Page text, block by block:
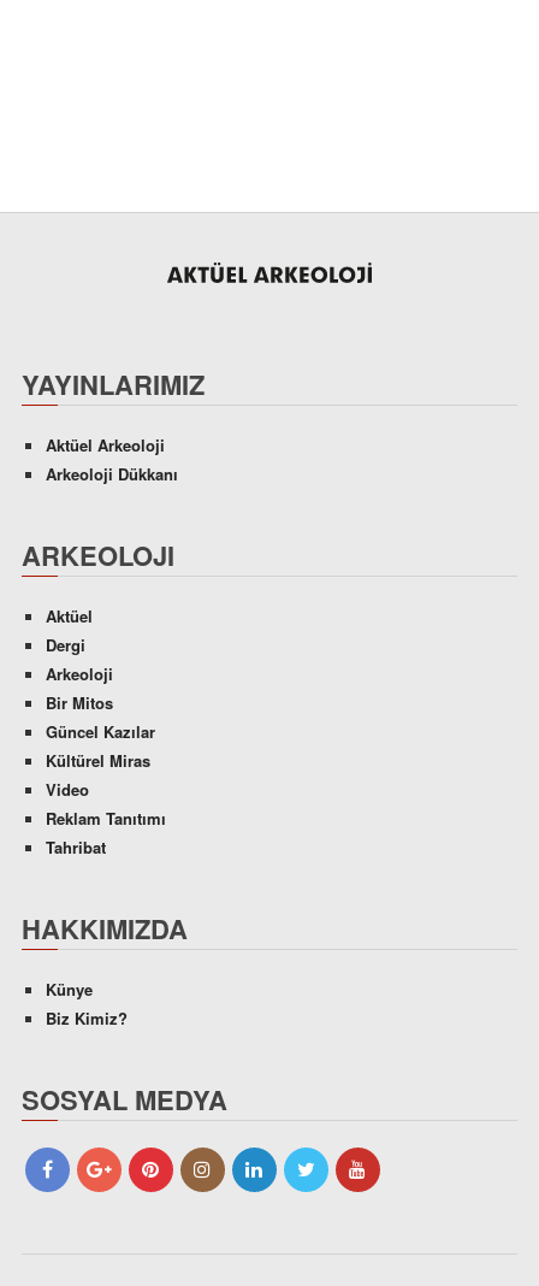
YAYINLARIMIZ
Aktüel Arkeoloji
Arkeoloji Dükkanı
ARKEOLOJI
Aktüel
Dergi
Arkeoloji
Bir Mitos
Güncel Kazılar
Kültürel Miras
Video
Reklam Tanıtımı
Tahribat
HAKKIMIZDA
Künye
Biz Kimiz?
SOSYAL MEDYA